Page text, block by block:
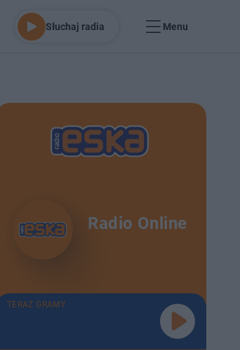
Słuchaj radia Menu
Radio Online
TERAZ GRAMY